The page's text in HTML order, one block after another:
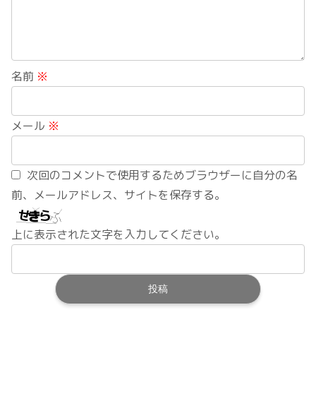
名前 ※
メール ※
次回のコメントで使用するためブラウザーに自分の名
前、メールアドレス、サイトを保存する。
上に表示された文字を入力してください。